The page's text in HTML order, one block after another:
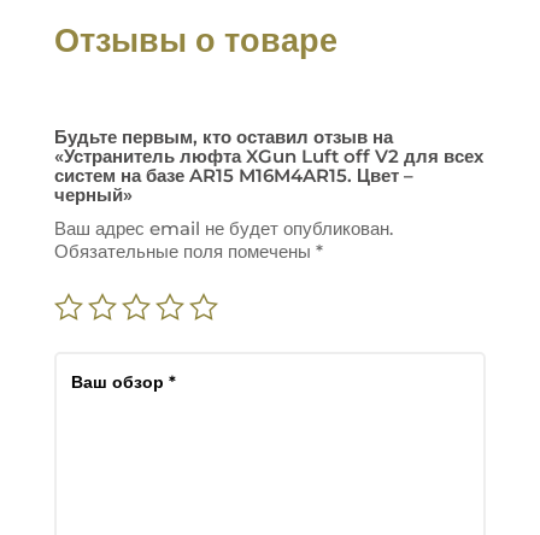
Отзывы о товаре
Будьте первым, кто оставил отзыв на
«Устранитель люфта XGun Luft off V2 для всех
систем на базе AR15 M16M4AR15. Цвет –
черный»
Ваш адрес email не будет опубликован.
Обязательные поля помечены *